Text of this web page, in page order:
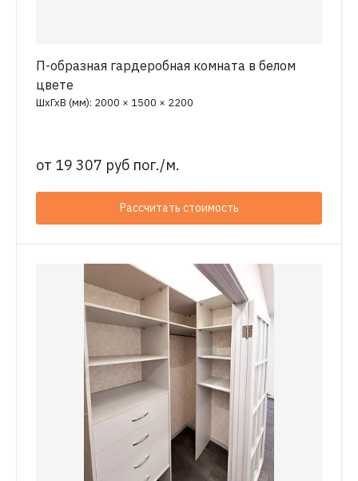
П-образная гардеробная комната в белом
цвете
ШхГхВ (мм): 2000 × 1500 × 2200
от 19 307 руб пог./м.
Рассчитать стоимость